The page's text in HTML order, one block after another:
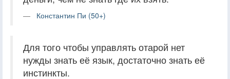
Константин Пи (50+)
Для того чтобы управлять отарой нет
нужды знать её язык, достаточно знать её
инстинкты.